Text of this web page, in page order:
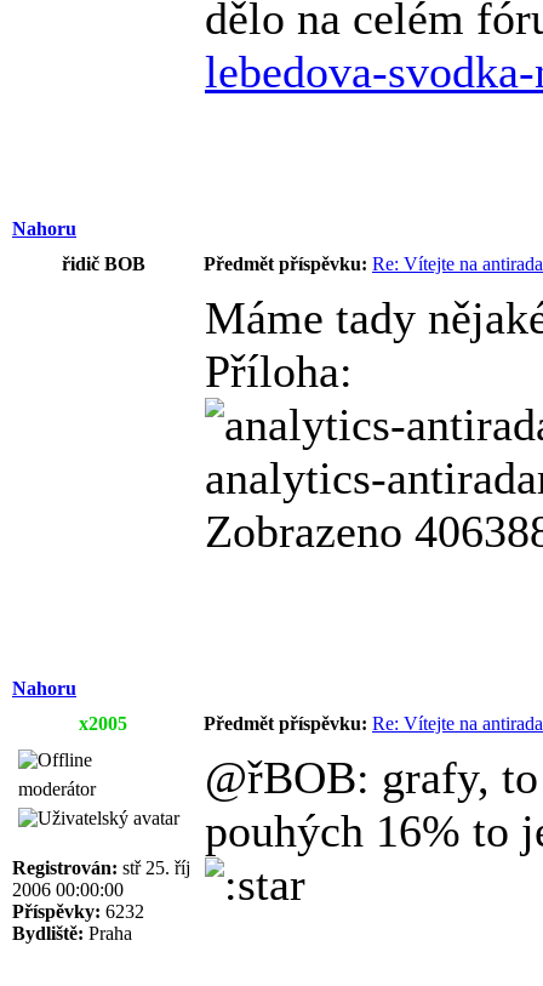
dělo na celém
lebedova-
Nahoru
řidič BOB
Předmět příspěvku: Re: Vítejte na
Máme tady
Příloha:
analytics-
Zobrazeno
Nahoru
x2005
Předmět příspěvku: Re: Vítejte na
moderátor
Registrován: stř 25. říj
2006 00:00:00
Příspěvky: 6232
Bydliště: Praha
@řBOB: grafy,
pouhých 16% to